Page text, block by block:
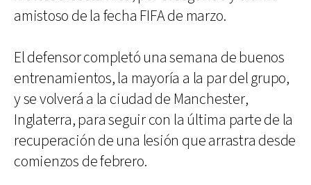
amistoso de la fecha FIFA de marzo.
El defensor completó una semana de buenos
entrenamientos, la mayoría a la par del grupo,
y se volverá a la ciudad de Manchester,
Inglaterra, para seguir con la última parte de la
recuperación de una lesión que arrastra desde
comienzos de febrero.